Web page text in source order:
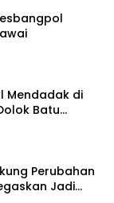
Mendadak di
Batu
Perubahan
Jadi